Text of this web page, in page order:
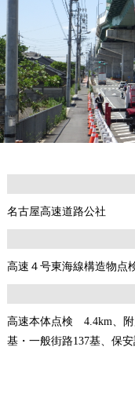
名古屋高速道路公社
高速４号東海線構造物点
高速本体点検 4.4km、
基・一般街路137基、保